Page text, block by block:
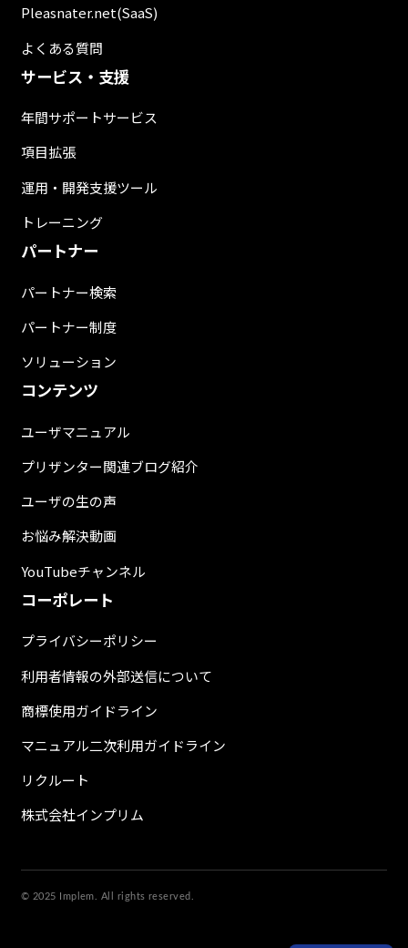
Pleasnater.net(SaaS)
よくある質問
サービス・支援
年間サポートサービス
項目拡張
運用・開発支援ツール
トレーニング
パートナー
パートナー検索
パートナー制度
ソリューション
コンテンツ
ユーザマニュアル
プリザンター関連ブログ紹介
ユーザの生の声
お悩み解決動画
YouTubeチャンネル
コーポレート
プライバシーポリシー
利用者情報の外部送信について
商標使用ガイドライン
マニュアル二次利用ガイドライン
リクルート
株式会社インプリム
© 2025 Implem. All rights reserved.